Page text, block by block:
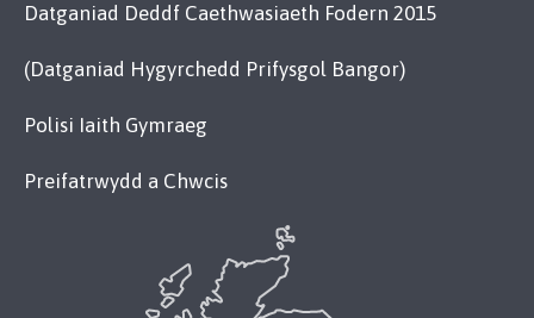
Datganiad Deddf Caethwasiaeth Fodern 2015
(Datganiad Hygyrchedd Prifysgol Bangor)
Polisi Iaith Gymraeg
Preifatrwydd a Chwcis